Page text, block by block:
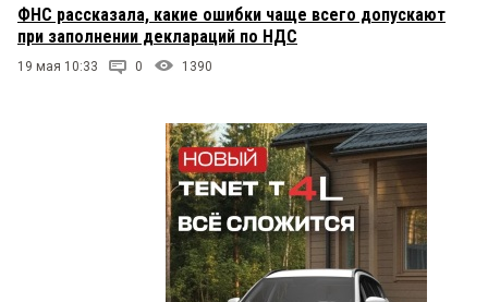
ФНС рассказала, какие ошибки чаще всего допускают
при заполнении деклараций по НДС
19 мая 10:33 0 1390